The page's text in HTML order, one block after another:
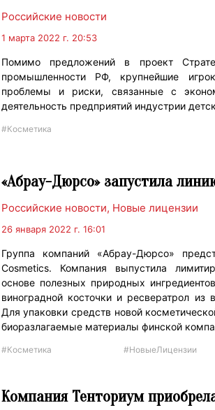
Российские новости
1 марта 2022 г. 20:53
Помимо предложений в проект
промышленности РФ, крупнейшие
проблемы и риски, связанные с
деятельность предприятий индустрии
#Косметика
«Абрау-Дюрсо» запустила
Российские новости, Новые лицензии
26 января 2022 г. 16:01
Группа компаний «Абрау-Дюрсо»
Cosmetics. Компания выпустила
основе полезных природных
виноградной косточки и ресвератрол
Для упаковки средств новой
биоразлагаемые материалы финской
#Косметика #НовыеЛицензии
Компания Тенториум